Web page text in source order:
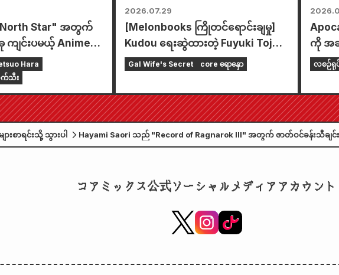
North Star" အတွက်
ကျင်းပမယ့် Anime
Hara
က်သီး
2026.07.29
[Melonbooks ကြိုတင်ရောင်းချမှု]
Kudou ရေးဆွဲထားတဲ့ Fuyuki Tojo
ရဲ့ အံ့မခန်းလှပတဲ့ ရုပ်ပုံပါတဲ့ အထူး
ထုတ် အစုံအတွက် ကြိုတင်မှာယူနိုင်ပါ
ပြီ။ "The Secret of the Gal
Bride" ရဲ့ နောက်ဆုံးထွက် အတွဲ ၆ ကို
အောက်တိုဘာလ ၂၀ ရက်နေ့မှာ ဖြန့်ချိဖို့
Gal Wife's Secret core ရောနှော
ကို အခ
တည်း
နေ့တွင်
လစဉ်ရုပ်
ားစာရင်းသို့ သွားပါ
Hayami Saori သည် "Record of Ragnarok III" အတွက် ဇာတ်ဝင်ခန်းသီခ
မှတ်ချက်များလည်း ရောက်ရှိလာပါသည်။
コアミックス公式ソーシャルメディアアカウント